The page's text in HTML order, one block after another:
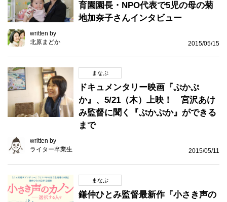
育園園長・NPO代表で5児の母の菊
地加奈子さんインタビュー
written by
北原まどか
2015/05/15
まなぶ
ドキュメンタリー映画『ぷかぷ
か』、5/21（木）上映！ 宮沢あけ
み監督に聞く『ぷかぷか』ができる
まで
written by
ライター卒業生
2015/05/11
まなぶ
鎌仲ひとみ監督最新作『小さき声の